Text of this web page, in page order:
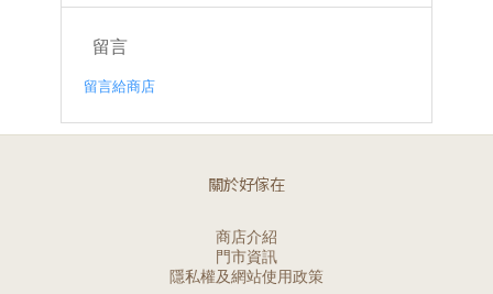
留言
留言給商店
關於好傢在
商店介紹
門市資訊
隱私權及網站使用政策